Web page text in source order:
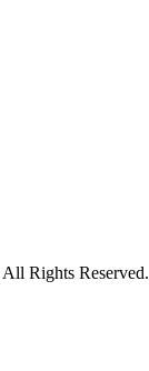
Rights Reserved.